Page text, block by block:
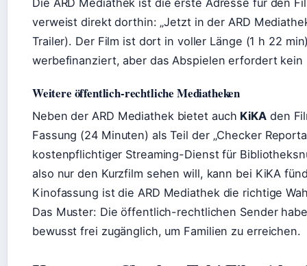
Die ARD Mediathek ist die erste Adresse für den
verweist direkt dorthin: „Jetzt in der ARD
Trailer). Der Film ist dort in voller Länge (1 h 22
werbefinanziert, aber das Abspielen erfordert kein
Weitere öffentlich-rechtliche Mediatheken
Neben der ARD Mediathek bietet auch KiKA den
Fassung (24 Minuten) als Teil der „Checker
kostenpflichtiger Streaming-Dienst für
also nur den Kurzfilm sehen will, kann bei KiKA
Kinofassung ist die ARD Mediathek die richtige
Das Muster: Die öffentlich-rechtlichen Sender
bewusst frei zugänglich, um Familien zu erreichen.